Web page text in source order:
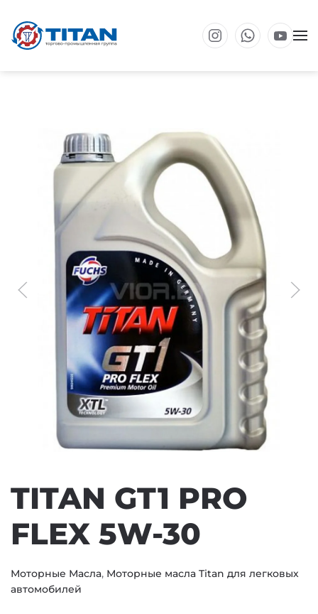
Перейти к основному содержанию
TITAN GT1 PRO
FLEX 5W-30
Моторные Масла, Моторные масла Titan для легковых
автомобилей